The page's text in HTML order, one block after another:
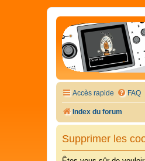
Accès rapide FAQ
Index du forum
Supprimer les